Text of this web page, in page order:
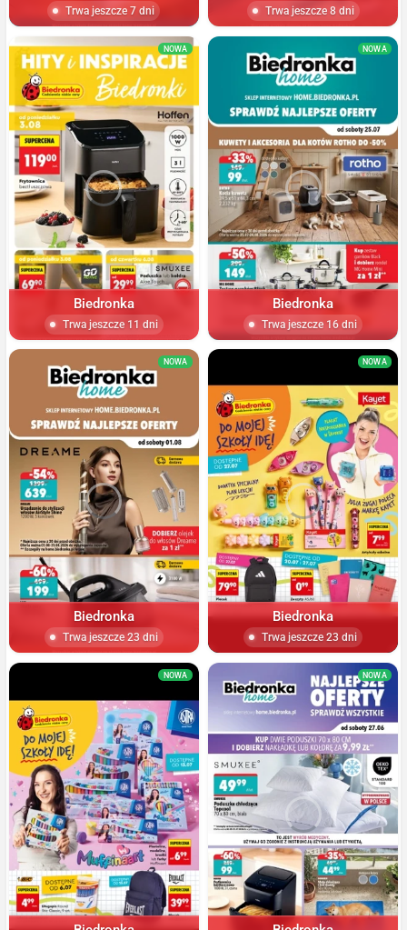
Trwa jeszcze 7 dni Trwa jeszcze 8 dni
NOWA
Biedronka
Trwa jeszcze 11 dni
NOWA
Biedronka
Trwa jeszcze 16 dni
NOWA
Biedronka
Trwa jeszcze 23 dni
NOWA
Biedronka
Trwa jeszcze 23 dni
NOWA NOWA